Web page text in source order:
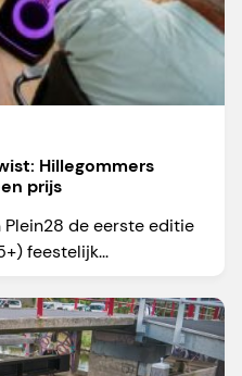
Hillegommers
prijs
de eerste editie
feestelijk...